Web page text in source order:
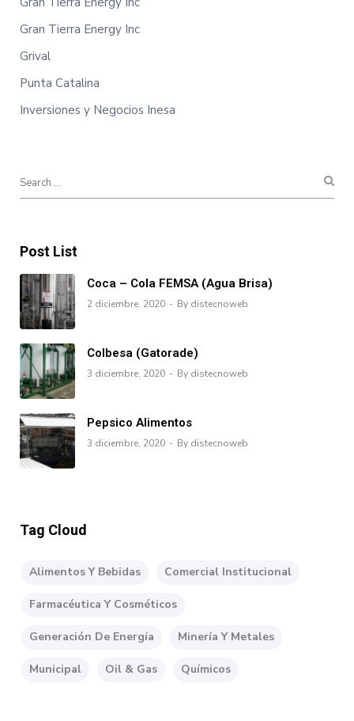
Gran Tierra Energy Inc
Grival
Punta Catalina
Inversiones y Negocios Inesa
Post List
Coca – Cola FEMSA (Agua Brisa)
2 diciembre, 2020 By distecnoweb
Colbesa (Gatorade)
3 diciembre, 2020 By distecnoweb
Pepsico Alimentos
3 diciembre, 2020 By distecnoweb
Tag Cloud
Alimentos Y Bebidas Comercial Institucional
Farmacéutica Y Cosméticos
Generación De Energía Minería Y Metales
Municipal Oil & Gas Químicos